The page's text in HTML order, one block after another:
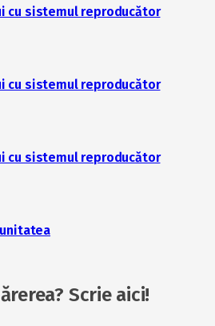
cu sistemul reproducător
cu sistemul reproducător
cu sistemul reproducător
Scrie aici!